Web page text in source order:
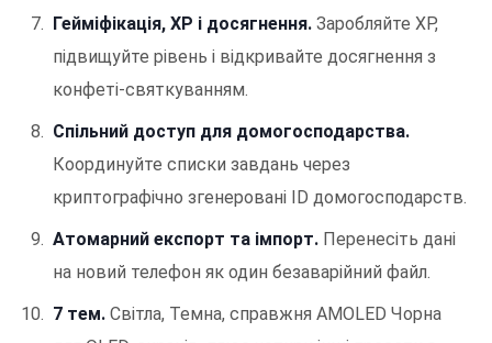
Гейміфікація, XP і досягнення. Заробляйте XP,
підвищуйте рівень і відкривайте досягнення з
конфеті-святкуванням.
Спільний доступ для домогосподарства.
Координуйте списки завдань через
криптографічно згенеровані ID домогосподарств.
Атомарний експорт та імпорт. Перенесіть дані
на новий телефон як один безаварійний файл.
7 тем. Світла, Темна, справжня AMOLED Чорна